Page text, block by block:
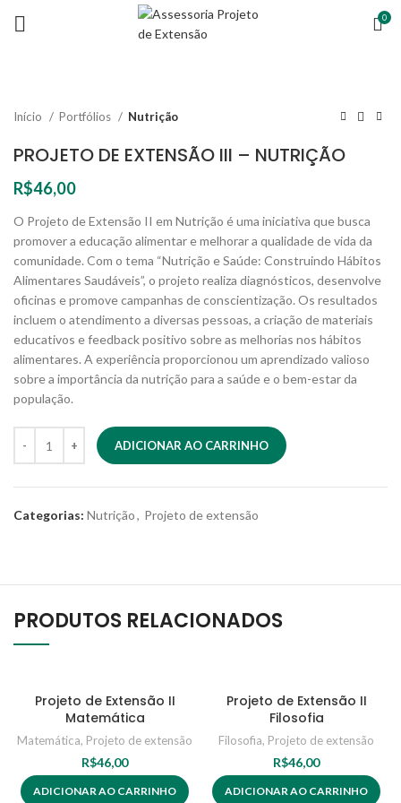
0
Início Portfólios Nutrição
PROJETO DE EXTENSÃO III – NUTRIÇÃO
R$46,00
O Projeto de Extensão II em Nutrição é uma iniciativa que busca
promover a educação alimentar e melhorar a qualidade de vida da
comunidade. Com o tema “Nutrição e Saúde: Construindo Hábitos
Alimentares Saudáveis”, o projeto realiza diagnósticos, desenvolve
oficinas e promove campanhas de conscientização. Os resultados
incluem o atendimento a diversas pessoas, a criação de materiais
educativos e feedback positivo sobre as melhorias nos hábitos
alimentares. A experiência proporcionou um aprendizado valioso
sobre a importância da nutrição para a saúde e o bem-estar da
população.
ADICIONAR AO CARRINHO
Categorias: Nutrição, Projeto de extensão
PRODUTOS RELACIONADOS
Projeto de Extensão II
Matemática
Matemática, Projeto de extensão
R$46,00
ADICIONAR AO CARRINHO
Projeto de Extensão II
Filosofia
Filosofia, Projeto de extensão
R$46,00
ADICIONAR AO CARRINHO